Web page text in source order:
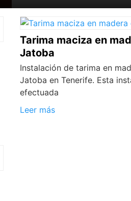
Tarima maciza en
Jatoba
Instalación de tarima en
Jatoba en Tenerife. Esta
efectuada
Leer más